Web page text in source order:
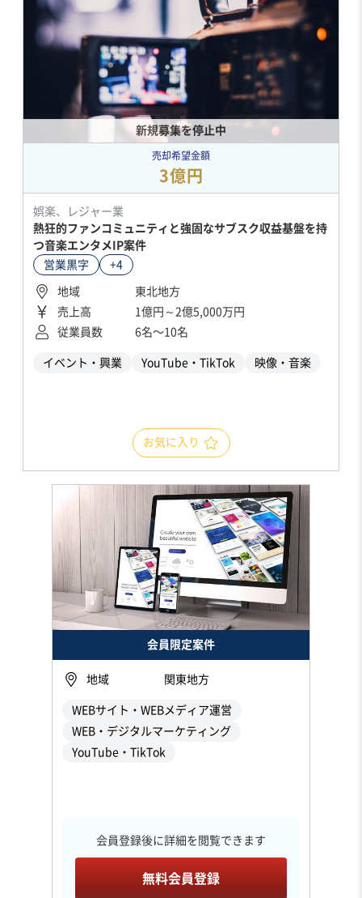
新規募集を停止中
売却希望金額
3億円
娯楽、レジャー業
熱狂的ファンコミュニティと強固なサブスク収益基盤を持
つ音楽エンタメIP案件
営業黒字
+4
地域
東北地方
売上高
1億円～2億5,000万円
従業員数
6名〜10名
イベント・興業 YouTube・TikTok 映像・音楽
お気に入り
会員限定案件
地域 関東地方
WEBサイト・WEBメディア運営
WEB・デジタルマーケティング
YouTube・TikTok
会員登録後に詳細を閲覧できます
無料会員登録